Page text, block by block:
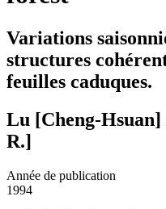
Variations
structures
feuilles caduques.
Lu [Cheng-
R.]
Année de publication
1994